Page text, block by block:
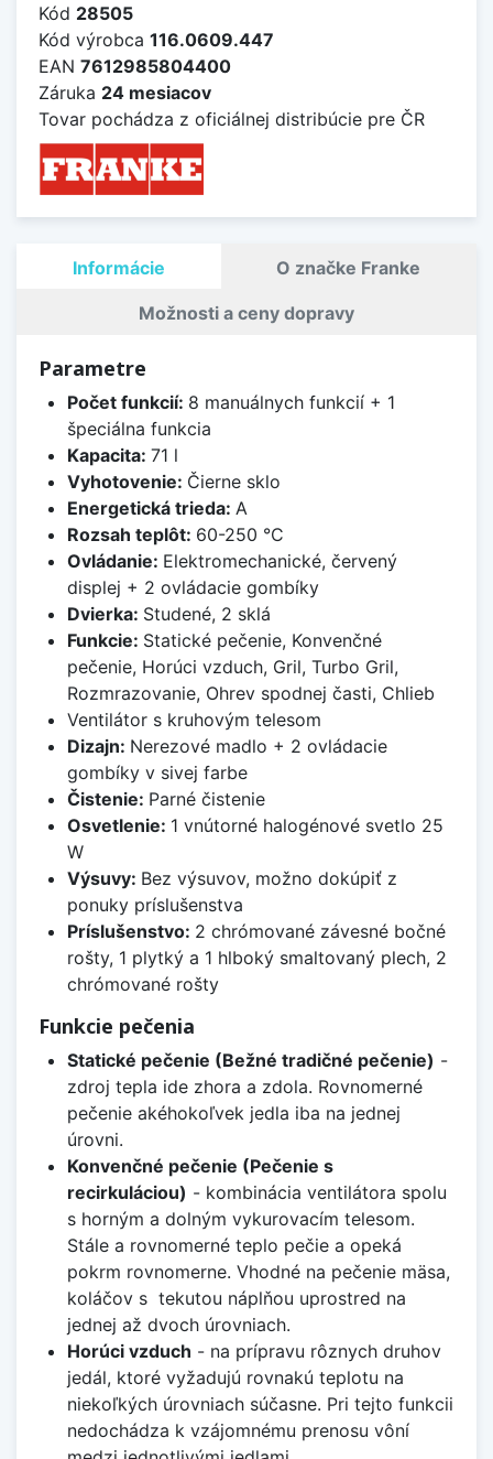
Kód 28505
Kód výrobca 116.0609.447
EAN 7612985804400
Záruka 24 mesiacov
Tovar pochádza z oficiálnej distribúcie pre ČR
Informácie O značke Franke
Možnosti a ceny dopravy
Parametre
Počet funkcií: 8 manuálnych funkcií + 1
špeciálna funkcia
Kapacita: 71 l
Vyhotovenie: Čierne sklo
Energetická trieda: A
Rozsah teplôt: 60-250 °C
Ovládanie: Elektromechanické, červený
displej + 2 ovládacie gombíky
Dvierka: Studené, 2 sklá
Funkcie: Statické pečenie, Konvenčné
pečenie, Horúci vzduch, Gril, Turbo Gril,
Rozmrazovanie, Ohrev spodnej časti, Chlieb
Ventilátor s kruhovým telesom
Dizajn: Nerezové madlo + 2 ovládacie
gombíky v sivej farbe
Čistenie: Parné čistenie
Osvetlenie: 1 vnútorné halogénové svetlo 25
W
Výsuvy: Bez výsuvov, možno dokúpiť z
ponuky príslušenstva
Príslušenstvo: 2 chrómované závesné bočné
rošty, 1 plytký a 1 hlboký smaltovaný plech, 2
chrómované rošty
Funkcie pečenia
Statické pečenie (Bežné tradičné pečenie) -
zdroj tepla ide zhora a zdola. Rovnomerné
pečenie akéhokoľvek jedla iba na jednej
úrovni.
Konvenčné pečenie (Pečenie s
recirkuláciou) - kombinácia ventilátora spolu
s horným a dolným vykurovacím telesom.
Stále a rovnomerné teplo pečie a opeká
pokrm rovnomerne. Vhodné na pečenie mäsa,
koláčov s tekutou náplňou uprostred na
jednej až dvoch úrovniach.
Horúci vzduch - na prípravu rôznych druhov
jedál, ktoré vyžadujú rovnakú teplotu na
niekoľkých úrovniach súčasne. Pri tejto funkcii
nedochádza k vzájomnému prenosu vôní